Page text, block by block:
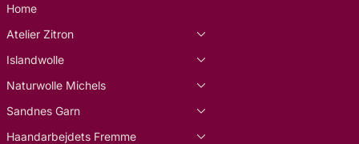
Home
Atelier Zitron
Islandwolle
Naturwolle Michels
Sandnes Garn
Haandarbejdets Fremme